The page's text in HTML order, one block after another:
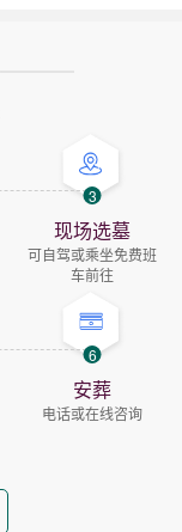
3
现场选墓
可自驾或乘坐免费班
车前往
6
安葬
电话或在线咨询